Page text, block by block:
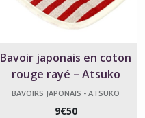
Bavoir japonais en coton
rouge rayé – Atsuko
Matano
BAVOIRS JAPONAIS - ATSUKO
9€50